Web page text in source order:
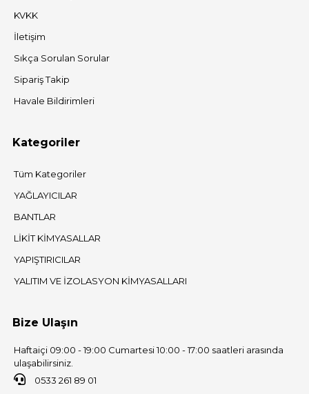
KVKK
İletişim
Sıkça Sorulan Sorular
Sipariş Takip
Havale Bildirimleri
Kategoriler
Tüm Kategoriler
YAĞLAYICILAR
BANTLAR
LİKİT KİMYASALLAR
YAPIŞTIRICILAR
YALITIM VE İZOLASYON KİMYASALLARI
Bize Ulaşın
Haftaiçi 09:00 - 19:00 Cumartesi 10:00 - 17:00 saatleri arasında
ulaşabilirsiniz.
0533 261 89 01